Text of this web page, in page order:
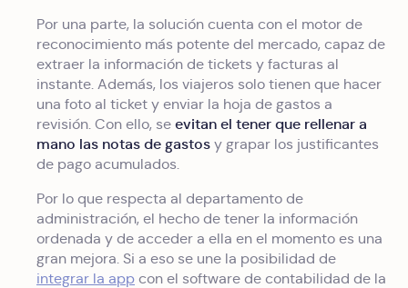
Por una parte, la solución cuenta con el motor de
reconocimiento más potente del mercado, capaz de
extraer la información de tickets y facturas al
instante. Además, los viajeros solo tienen que hacer
una foto al ticket y enviar la hoja de gastos a
revisión. Con ello, se evitan el tener que rellenar a
mano las notas de gastos y grapar los justificantes
de pago acumulados.
Por lo que respecta al departamento de
administración, el hecho de tener la información
ordenada y de acceder a ella en el momento es una
gran mejora. Si a eso se une la posibilidad de
integrar la app con el software de contabilidad de la